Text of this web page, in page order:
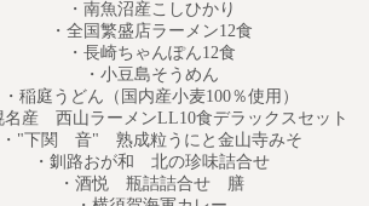
・南魚沼産こしひかり
全国繁盛店ラーメン12食
・長崎ちゃんぽん12食
・小豆島そうめん
どん（国内産小麦100％使用）
山ラーメンLL10食デラックスセット
音" 熟成粒うにと金山寺みそ
路おが和 北の珍味詰合せ
・酒悦 瓶詰詰合せ 膳